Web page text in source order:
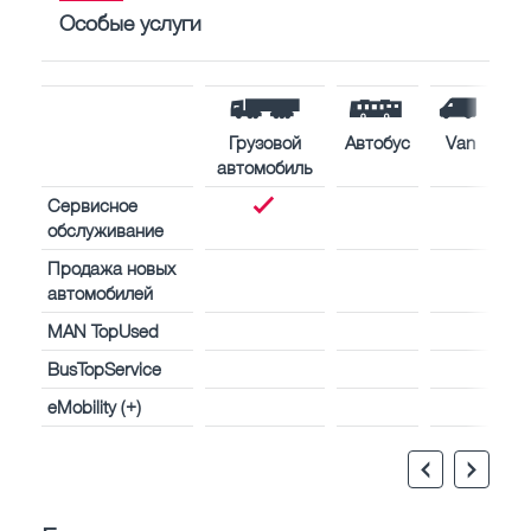
Особые услуги
Грузовой
автомобиль
Автобус Van
Сервисное
обслуживание
Продажа новых
автомобилей
MAN TopUsed
BusTopService
eMobility (+)